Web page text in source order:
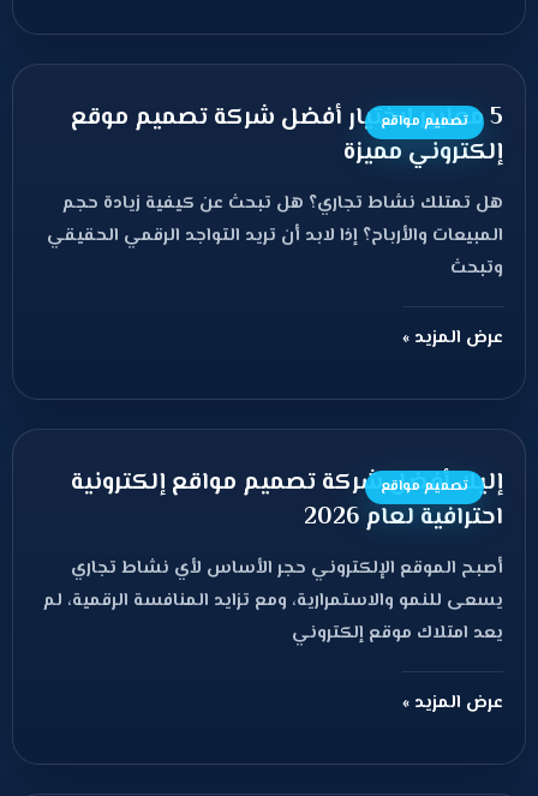
تصميم مواقع
5 معايير لاختيار أفضل شركة تصميم موقع
إلكتروني مميزة
هل تمتلك نشاط تجاري؟ هل تبحث عن كيفية زيادة حجم
المبيعات والأرباح؟ إذا لابد أن تريد التواجد الرقمي الحقيقي
وتبحث
عرض المزيد »
تصميم مواقع
إليك أفضل شركة تصميم مواقع إلكترونية
احترافية لعام 2026
أصبح الموقع الإلكتروني حجر الأساس لأي نشاط تجاري
يسعى للنمو والاستمرارية، ومع تزايد المنافسة الرقمية، لم
يعد امتلاك موقع إلكتروني
عرض المزيد »